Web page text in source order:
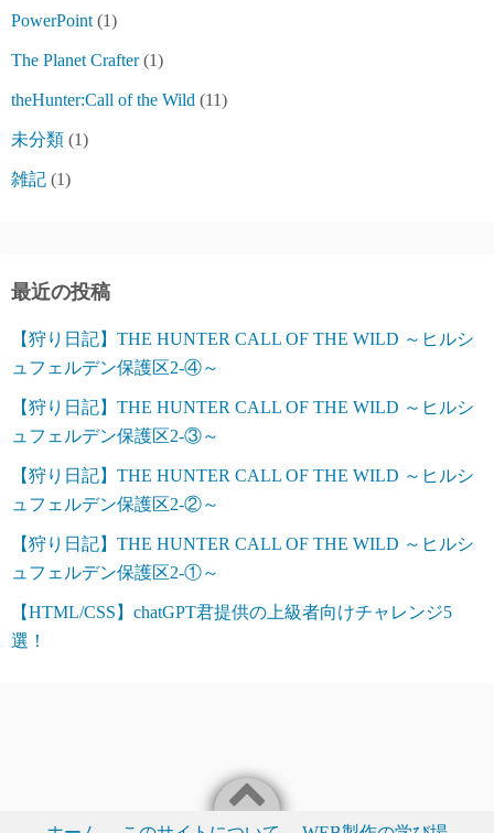
PowerPoint (1)
The Planet Crafter(1)
theHunter:Call of the Wild (11)
未分類 (1)
雑記 (1)
最近の投稿
【狩り日記】THE HUNTER CALL OF THE WILD ～ヒルシ
ュフェルデン保護区2-④～
【狩り日記】THE HUNTER CALL OF THE WILD ～ヒルシ
ュフェルデン保護区2-③～
【狩り日記】THE HUNTER CALL OF THE WILD ～ヒルシ
ュフェルデン保護区2-②～
【狩り日記】THE HUNTER CALL OF THE WILD ～ヒルシ
ュフェルデン保護区2-①～
【HTML/CSS】chatGPT君提供の上級者向けチャレンジ5
選！